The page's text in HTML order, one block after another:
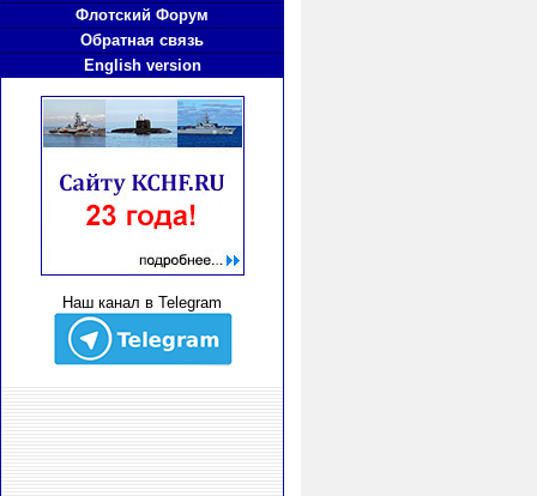
Флотский Форум
Обратная связь
English version
Наш канал в Telegram